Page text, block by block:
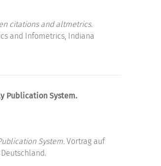
citations and altmetrics.
and Infometrics, Indiana
Publication System.
System. Vortrag auf